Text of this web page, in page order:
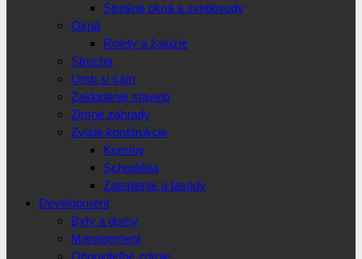
Strešné okná a svetlovody
Okná
Rolety a žalúzie
Strecha
Urob si sám
Zakladanie stavieb
Zimné záhrady
Zvislé konštrukcie
Komíny
Schodištia
Zateplenie a fasády
Development
Byty a domy
Management
Obnoviteľné zdroje